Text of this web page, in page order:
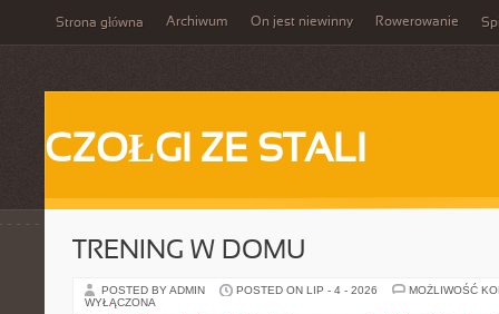
Strona główna Archiwum On jest niewinny Rowerowanie
CZOŁGI ZE STALI
TRENING W DOMU
POSTED BY ADMIN POSTED ON LIP - 4 - 2026
MOŻLIWOŚĆ
WYŁĄCZONA